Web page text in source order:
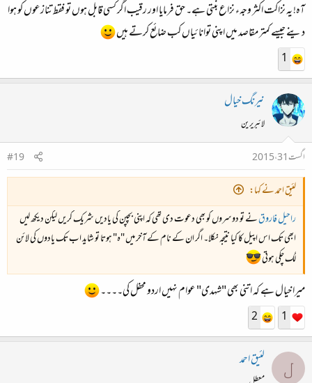
آہ! یہ نزاکت اکثر وجہء نزاع بنتی ہے۔ حق فرمایا اور رقیب اگر کسی قابل ہوں تو فقط تنازعوں کو ہوا
دینے جیسے کمتر مقاصد میں اپنی توانائیاں کب ضائع کرتے ہیں
1
نیرنگ خیال
لائبریرین
اگست 31، 2015
#19
لئیق احمد نے کہا:
راحیل فاروقنے تو دوسروں کو بھی دعوت دی تھی کہ اپنی بچپن کی یادیں شریک کریں لیکن دیکھ لیں
ابھی تک اس اپیل کا کیا نتیجہ نکلا۔ اگر ان کے نام کے آخر میں "ہ" ہوتا تو شاید اب تک یادوں کی لائن
لگ چکی ہوتی
میرا خیال ہے کہ اتنی بھی "شہدی" عوام نہیں اردو محفل کی۔۔۔۔
1
2
ل لئیق احمد